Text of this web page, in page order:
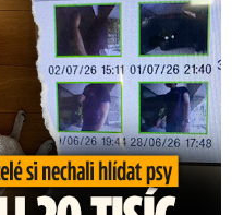
našli cizí ženy!